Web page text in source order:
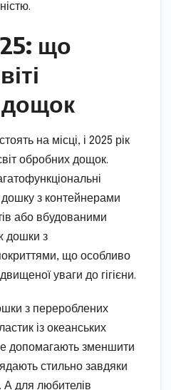
що
на місці, і 2025 рік
обробних дощок.
дошку з контейнерами
або вбудованими
дошки з
що особливо
уваги до гігієни.
з перероблених
із океанських
допомагають зменшити
стильно завдяки
А для любителів